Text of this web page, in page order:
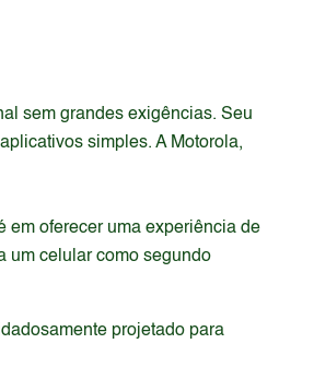
sem grandes exigências. Seu
simples. A Motorola,
em oferecer uma experiência de
um celular como segundo
projetado para